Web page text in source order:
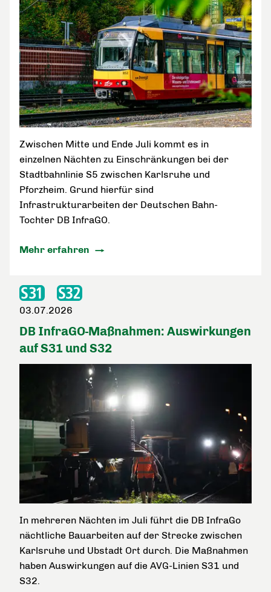
Zwischen Mitte und Ende Juli kommt es in
einzelnen Nächten zu Einschränkungen bei der
Stadtbahnlinie S5 zwischen Karlsruhe und
Pforzheim. Grund hierfür sind
Infrastrukturarbeiten der Deutschen Bahn-
Tochter DB InfraGO.
Mehr erfahren
03.07.2026
DB InfraGO-Maßnahmen: Auswirkungen
auf S31 und S32
In mehreren Nächten im Juli führt die DB InfraGo
nächtliche Bauarbeiten auf der Strecke zwischen
Karlsruhe und Ubstadt Ort durch. Die Maßnahmen
haben Auswirkungen auf die AVG-Linien S31 und
S32.